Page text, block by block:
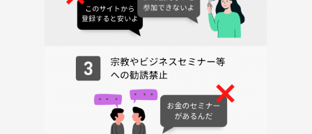
そして趣味友になりましょう☆彡
パシフィコ横浜のちょっと先にある公園です